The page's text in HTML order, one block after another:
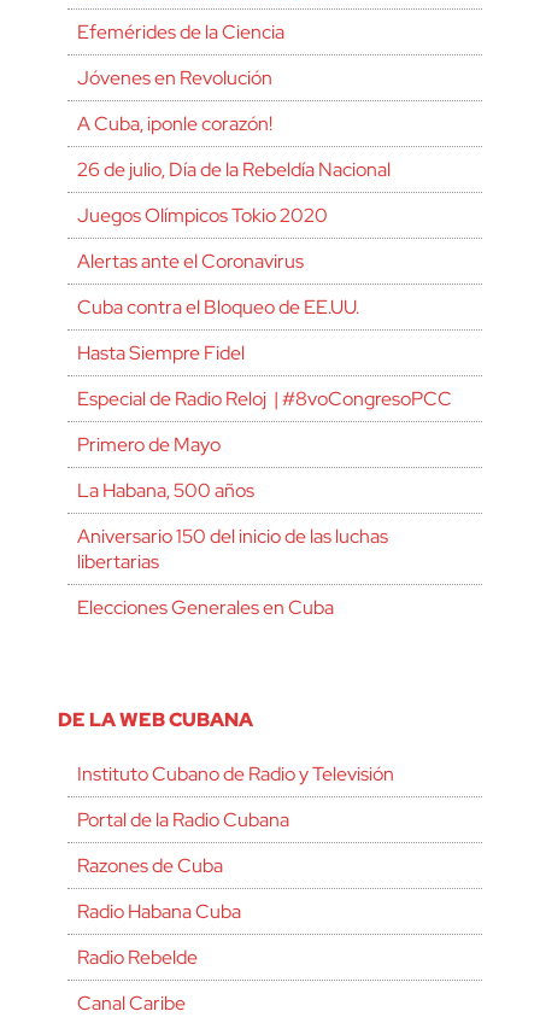
Efemérides de la Ciencia
Jóvenes en Revolución
A Cuba, ¡ponle corazón!
26 de julio, Día de la Rebeldía Nacional
Juegos Olímpicos Tokio 2020
Alertas ante el Coronavirus
Cuba contra el Bloqueo de EE.UU.
Hasta Siempre Fidel
Especial de Radio Reloj | #8voCongresoPCC
Primero de Mayo
La Habana, 500 años
Aniversario 150 del inicio de las luchas
libertarias
Elecciones Generales en Cuba
DE LA WEB CUBANA
Instituto Cubano de Radio y Televisión
Portal de la Radio Cubana
Razones de Cuba
Radio Habana Cuba
Radio Rebelde
Canal Caribe